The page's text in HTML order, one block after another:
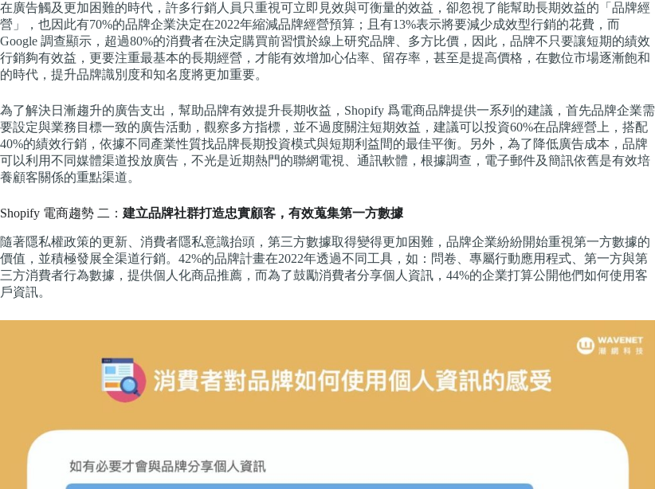
在廣告觸及更加困難的時代，許多行銷人員只重視可立即見效與可衡量的效益，卻忽視了能幫助長期效益的「品牌經
營」，也因此有70%的品牌企業決定在2022年縮減品牌經營預算；且有13%表示將要減少成效型行銷的花費，而
Google 調查顯示，超過80%的消費者在決定購買前習慣於線上研究品牌、多方比價，因此，品牌不只要讓短期的績效
行銷夠有效益，更要注重最基本的長期經營，才能有效增加心佔率、留存率，甚至是提高價格，在數位市場逐漸飽和
的時代，提升品牌識別度和知名度將更加重要。
為了解決日漸趨升的廣告支出，幫助品牌有效提升長期收益，Shopify 爲電商品牌提供一系列的建議，首先品牌企業需
要設定與業務目標一致的廣告活動，觀察多方指標，並不過度關注短期效益，建議可以投資60%在品牌經營上，搭配
40%的績效行銷，依據不同產業性質找品牌長期投資模式與短期利益間的最佳平衡。另外，為了降低廣告成本，品牌
可以利用不同媒體渠道投放廣告，不光是近期熱門的聯網電視、通訊軟體，根據調查，電子郵件及簡訊依舊是有效培
養顧客關係的重點渠道。
Shopify 電商趨勢 二： 建立品牌社群打造忠實顧客，有效蒐集第一方數據
隨著隱私權政策的更新、消費者隱私意識抬頭，第三方數據取得變得更加困難，品牌企業紛紛開始重視第一方數據的
價值，並積極發展全渠道行銷。42%的品牌計畫在2022年透過不同工具，如：問卷、專屬行動應用程式、第一方與第
三方消費者行為數據，提供個人化商品推薦，而為了鼓勵消費者分享個人資訊，44%的企業打算公開他們如何使用客
戶資訊。